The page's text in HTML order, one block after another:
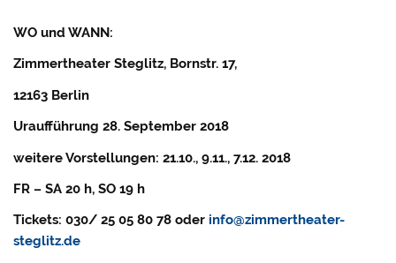
WO und WANN:
Zimmertheater Steglitz, Bornstr. 17,
12163 Berlin
Uraufführung 28. September 2018
weitere Vorstellungen: 21.10., 9.11., 7.12. 2018
FR – SA 20 h, SO 19 h
Tickets: 030/ 25 05 80 78 oder info@zimmertheater-
steglitz.de